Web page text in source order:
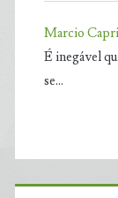
Marcio
É inegável
se…